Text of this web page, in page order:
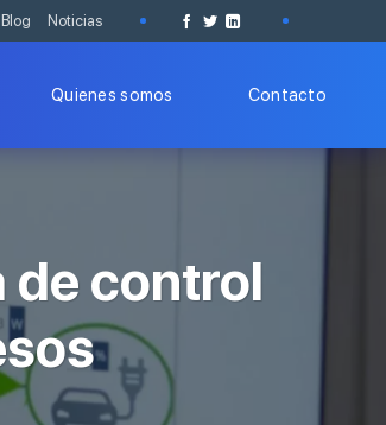
Blog Noticias
Quienes somos Contacto
de control